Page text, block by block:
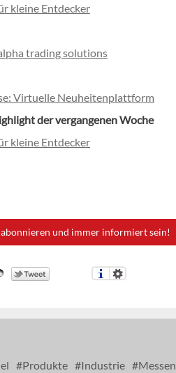
kleine Entdecker
trading solutions
Virtuelle Neuheitenplattform
der vergangenen Woche
kleine Entdecker
und immer informiert sein!
Produkte Industrie Messen